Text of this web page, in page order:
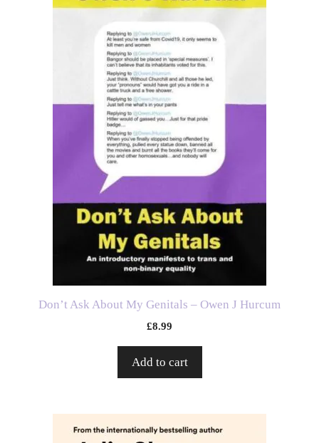
Don’t Ask About My Genitals – Owen J Hurcum
£8.99
Add to cart